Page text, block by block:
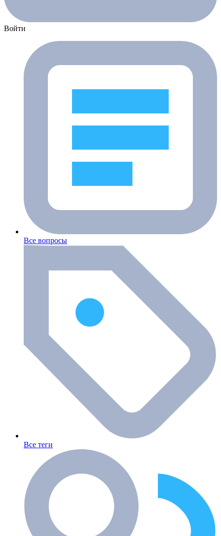
Войти
Все вопросы
Все теги